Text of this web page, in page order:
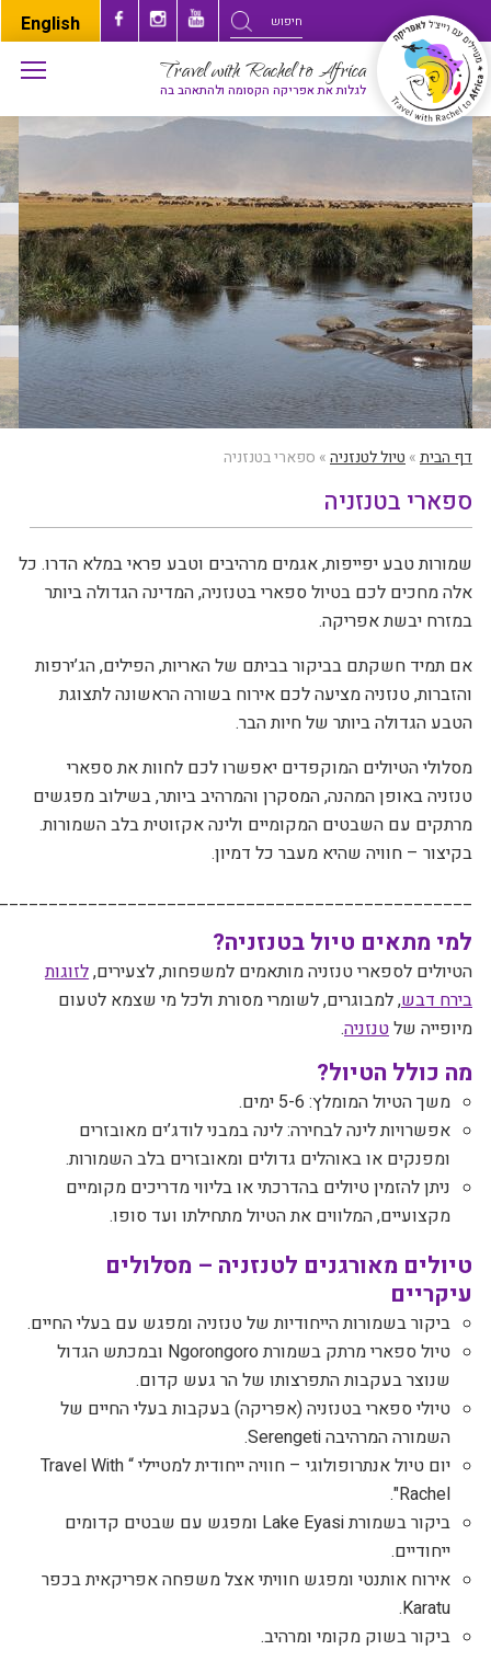
English
Travel with Rachel to Africa
לגלות את אפריקה הקסומה ולהתאהב בה
דף הבית» טיול לטנזניה» ספארי בטנזניה
ספארי בטנזניה
שמורות טבע יפייפות, אגמים מרהיבים וטבע פראי במלא הדרו. כל
אלה מחכים לכם בטיול ספארי בטנזניה, המדינה הגדולה ביותר
במזרח יבשת אפריקה.
אם תמיד חשקתם בביקור בביתם של האריות, הפילים, הג’ירפות
והזברות, טנזניה מציעה לכם אירוח בשורה הראשונה לתצוגת
הטבע הגדולה ביותר של חיות הבר.
מסלולי הטיולים המוקפדים יאפשרו לכם לחוות את ספארי
טנזניה באופן המהנה, המסקרן והמרהיב ביותר, בשילוב מפגשים
מרתקים עם השבטים המקומיים ולינה אקזוטית בלב השמורות.
בקיצור – חוויה שהיא מעבר כל דמיון.
למי מתאים טיול בטנזניה?
הטיולים לספארי טנזניה מותאמים למשפחות, לצעירים,לזוגות
בירח דבש, למבוגרים, לשומרי מסורת ולכל מי שצמא לטעום
מיופייה שלטנזניה.
מה כולל הטיול?
משך הטיול המומלץ: 5-6 ימים
.
אפשרויות לינה לבחירה: לינה במבני לודג’ים מאובזרים
ומפנקים או באוהלים גדולים ומאובזרים בלב השמורות.
ניתן להזמין טיולים בהדרכתי או בליווי מדריכים מקומיים
מקצועיים, המלווים את הטיול מתחילתו ועד סופו.
טיולים מאורגנים לטנזניה – מסלולים
עיקריים
ביקור בשמורות הייחודיות של טנזניה ומפגש עם בעלי החיים.
טיול ספארי מרתק בשמורתNgorongoro ובמכתש הגדול
שנוצר בעקבות התפרצותו של הר געש קדום.
טיולי ספארי בטנזניה (אפריקה) בעקבות בעלי החיים של
השמורה המרהיבהSerengeti
.
יום טיול אנתרופולוגי – חוויה ייחודית למטיילי “Travel With
Rachel
".
ביקור בשמורתLake Eyasi ומפגש עם שבטים קדומים
ייחודיים.
אירוח אותנטי ומפגש חוויתי אצל משפחה אפריקאית בכפר
Karatu
.
ביקור בשוק מקומי ומרהיב.